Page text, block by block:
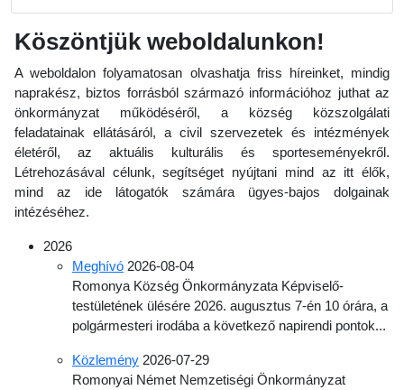
Köszöntjük weboldalunkon!
A weboldalon folyamatosan olvashatja friss híreinket, mindig
naprakész, biztos forrásból származó információhoz juthat az
önkormányzat működéséről, a község közszolgálati
feladatainak ellátásáról, a civil szervezetek és intézmények
életéről, az aktuális kulturális és sporteseményekről.
Létrehozásával célunk, segítséget nyújtani mind az itt élők,
mind az ide látogatók számára ügyes-bajos dolgainak
intézéséhez.
2026
Meghívó 2026-08-04
Romonya Község Önkormányzata Képviselő-
testületének ülésére 2026. augusztus 7-én 10 órára, a
polgármesteri irodába a következő napirendi pontok...
Közlemény 2026-07-29
Romonyai Német Nemzetiségi Önkormányzat